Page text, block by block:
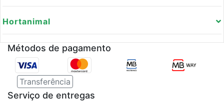
Hortanimal
Métodos de pagamento
Transferência
Serviço de entregas